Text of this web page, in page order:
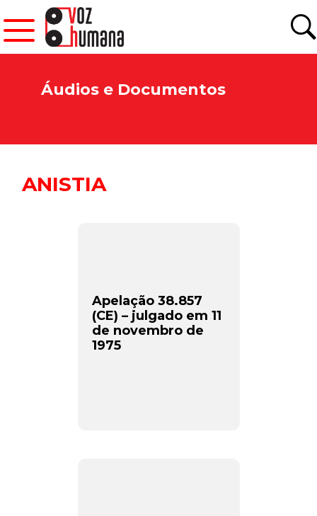
Áudios e Documentos
ANISTIA
Apelação 38.857
(CE) – julgado em 11
de novembro de
1975
Newsletter.
Assine e receba os conteúdos no seu e-mail.